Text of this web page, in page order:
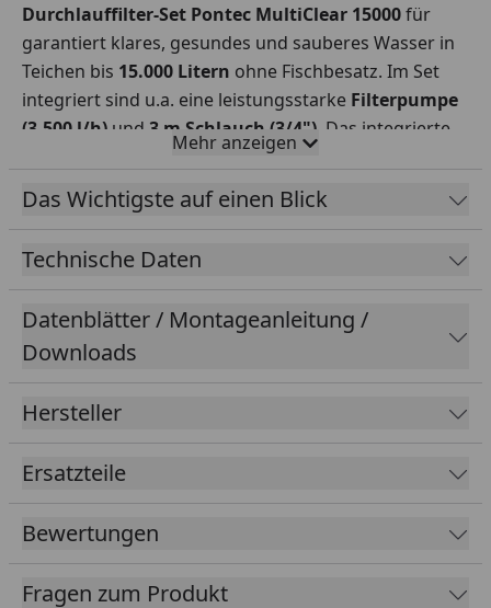
Durchlauffilter-Set Pontec MultiClear 15000für
garantiert klares, gesundes und sauberes Wasser in
Teichen bis 15.000 Litern ohne Fischbesatz. Im Set
integriert sind u.a. eine leistungsstarke Filterpumpe
(3.500 l/h) und 3 m Schlauch (3/4") . Das integrierte
UVC-Vorklärgerät (11 W)befreit effektiv von
Schwebealgen und Trübstoffen. In Kombination mit
dem Durchlauffiltermit mehreren Filtermedien
Verschmutzungsgradanzeige
ist
dieFilterwartungeinfachund problemlos erledigt.
Mehr anzeigen
Das Wichtigste auf einen Blick
Technische Daten
Datenblätter / Montageanleitung /
Downloads
Hersteller
Ersatzteile
Bewertungen
Fragen zum Produkt